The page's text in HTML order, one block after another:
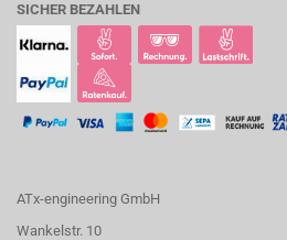
SICHER BEZAHLEN
ATx-engineering GmbH
Wankelstr. 10